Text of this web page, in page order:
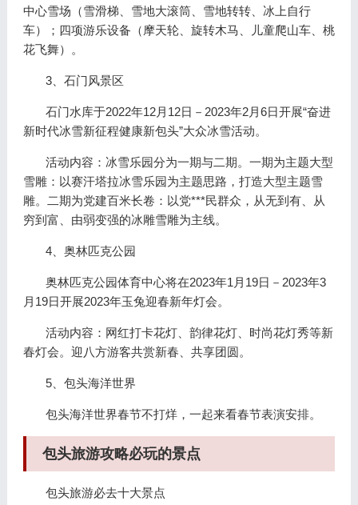
中心雪场（雪滑梯、雪地大滚筒、雪地转转、冰上自行
车）；四项游乐设备（摩天轮、旋转木马、儿童爬山车、桃
花飞舞）。
3、石门风景区
石门水库于2022年12月12日－2023年2月6日开展“奋进
新时代冰雪新征程健康新包头”大众冰雪活动。
活动内容：冰雪乐园分为一期与二期。一期为主题大型
雪雕：以赛汗塔拉冰雪乐园为主题思路，打造大型主题雪
雕。二期为党建百米长卷：以党***民群众，从无到有、从
穷到富、由弱变强的冰雕雪雕为主线。
4、奥林匹克公园
奥林匹克公园体育中心将在2023年1月19日－2023年3
月19日开展2023年玉兔迎春新年灯会。
活动内容：网红打卡花灯、韵律花灯、时尚花灯秀等新
春灯会。迎八方游客共赏新春、共享团圆。
5、包头海洋世界
包头海洋世界春节不打烊，一起来看春节表演安排。
包头旅游攻略必玩的景点
包头旅游必去十大景点